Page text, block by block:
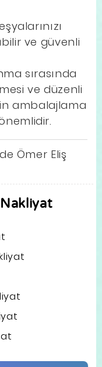
ve güvenli
sırasında
ve düzenli
ambalajlama
Ömer Eliş